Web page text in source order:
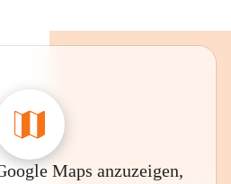
Maps anzuzeigen,